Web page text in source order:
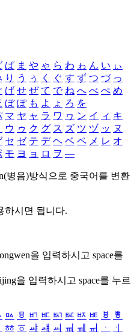
ぱ ま や ゃ ら わ ゎ ん い ぃ
り う ぅ く ぐ す ず つ づ っ
げ せ ぜ て で ね へ べ ぺ め
ぼ ぽ も よ ょ ろ を
マ ヤ ャ ラ ワ ヮ ン イ ィ キ
ウ ゥ ク グ ス ズ ツ ヅ ッ ヌ
セ ゼ テ デ ヘ ベ ペ メ レ オ
モ ヨ ョ ロ ヲ ―
병음)방식으로 중국어를 변환
하시면 됩니다.
을 입력하시고 space를
을 입력하시고 space를 누르
ㅰ ㅱ ㅲ ㅳ ㅴ ㅵ ㅶ ㅷ ㅸ
ㅹ
ㆅ ㆆ ㆇ ㆈ ㆉ ㆊ ㆋ ㆌ ㆍ
ㆎ